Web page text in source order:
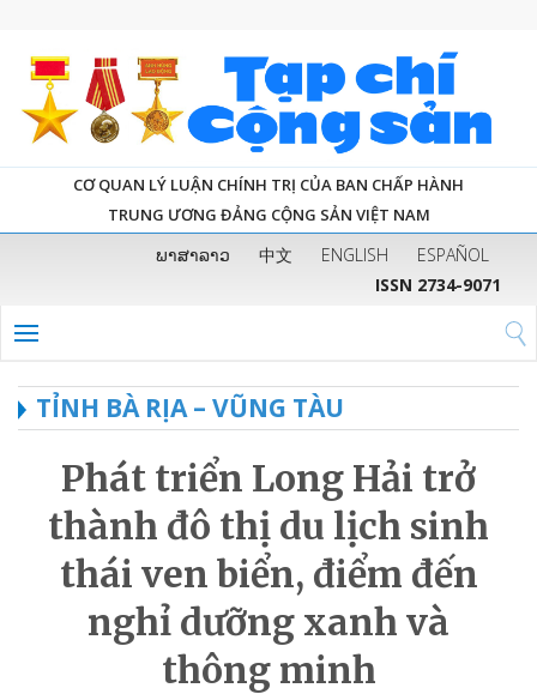
CƠ QUAN LÝ LUẬN CHÍNH TRỊ CỦA BAN CHẤP HÀNH
TRUNG ƯƠNG ĐẢNG CỘNG SẢN VIỆT NAM
ພາສາລາວ 中文 ENGLISH
ESPAÑOL
ISSN 2734-9071
TỈNH BÀ RỊA – VŨNG TÀU
Phát triển Long Hải trở
thành đô thị du lịch sinh
thái ven biển, điểm đến
nghỉ dưỡng xanh và
thông minh